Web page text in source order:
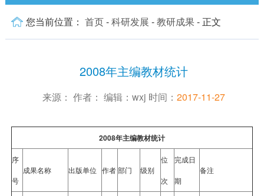
您当前位置： 首页-科研发展 -教研成果- 正文
2008年主编教材统计
来源： 作者： 编辑：wxj 时间： 2017-11-27
2008年主编教材统计
序
号
成果名称 出版单位 作者部门 级别
位
次
完成日
期
备注